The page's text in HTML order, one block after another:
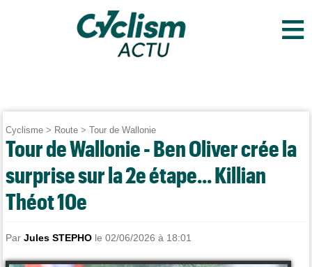
≡
Cyclisme > Route >Tour de Wallonie
Tour de Wallonie - Ben Oliver crée la
surprise sur la 2e étape... Killian
Théot 10e
ParJules STEPHO le 02/06/2026 à 18:01